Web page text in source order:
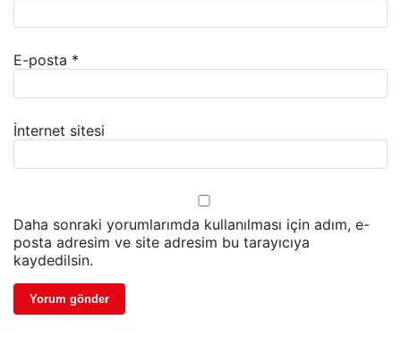
E-posta *
İnternet sitesi
Daha sonraki yorumlarımda kullanılması için adım, e-
posta adresim ve site adresim bu tarayıcıya
kaydedilsin.